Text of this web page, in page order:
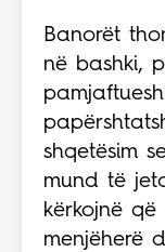
Banorët
në bashki,
shqetësim
mund të
kërkojnë
menjëherë